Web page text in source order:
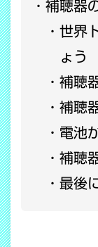
補聴器
世界
ょう
補聴
補聴
電池
補聴
最後